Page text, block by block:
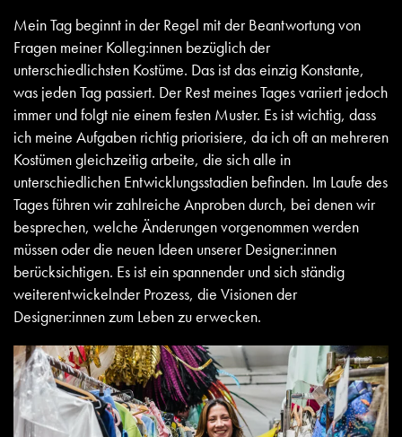
Mein Tag beginnt in der Regel mit der Beantwortung von
Fragen meiner Kolleg:innen bezüglich der
unterschiedlichsten Kostüme. Das ist das einzig Konstante,
was jeden Tag passiert. Der Rest meines Tages variiert jedoch
immer und folgt nie einem festen Muster. Es ist wichtig, dass
ich meine Aufgaben richtig priorisiere, da ich oft an mehreren
Kostümen gleichzeitig arbeite, die sich alle in
unterschiedlichen Entwicklungsstadien befinden. Im Laufe des
Tages führen wir zahlreiche Anproben durch, bei denen wir
besprechen, welche Änderungen vorgenommen werden
müssen oder die neuen Ideen unserer Designer:innen
berücksichtigen. Es ist ein spannender und sich ständig
weiterentwickelnder Prozess, die Visionen der
Designer:innen zum Leben zu erwecken.